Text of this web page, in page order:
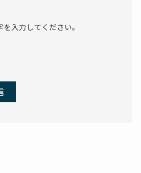
入力してください。